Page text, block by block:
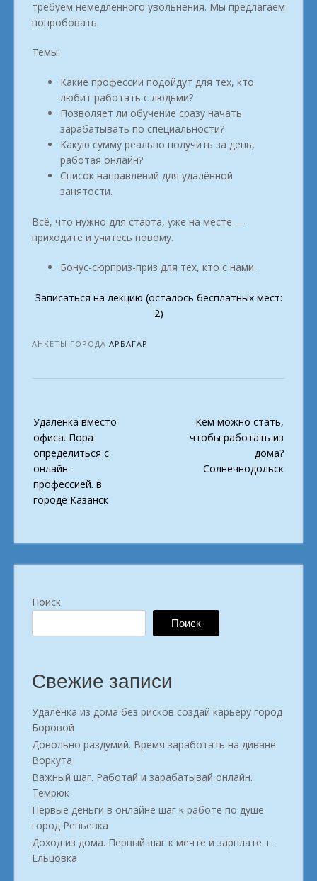
требуем немедленного увольнения. Мы предлагаем
попробовать.
Темы:
Какие профессии подойдут для тех, кто
любит работать с людьми?
Позволяет ли обучение сразу начать
зарабатывать по специальности?
Какую сумму реально получить за день,
работая онлайн?
Список направлений для удалённой
занятости.
Всё, что нужно для старта, уже на месте —
приходите и учитесь новому.
Бонус-сюрприз-приз для тех, кто с нами.
Записаться на лекцию (осталось бесплатных мест:
2)
АНКЕТЫ ГОРОДА АРБАГАР
navigation
Удалёнка вместо
офиса. Пора
определиться с
онлайн-
профессией. в
городе Казанск
Кем можно стать,
чтобы работать из
дома?
Солнечнодольск
Поиск
Поиск
Свежие записи
Удалёнка из дома без рисков создай карьеру город
Боровой
Довольно раздумий. Время заработать на диване.
Воркута
Важный шаг. Работай и зарабатывай онлайн.
Темрюк
Первые деньги в онлайне шаг к работе по душе
город Репьевка
Доход из дома. Первый шаг к мечте и зарплате. г.
Ельцовка